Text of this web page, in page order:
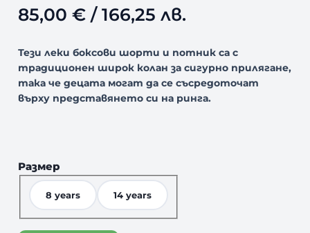
85,00 €/ 166,25 лв.
Тези леки боксови шорти и потник са с
традиционен широк колан за сигурно прилягане,
така че децата могат да се съсредоточат
върху представянето си на ринга.
Размер
8 years 14 years